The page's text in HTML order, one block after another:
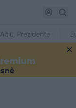
Ačiū, Prezidente